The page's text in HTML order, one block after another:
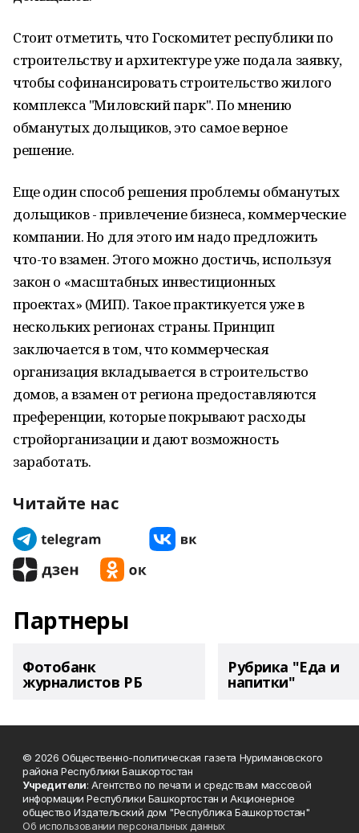
Стоит отметить, что Госкомитет республики по
строительству и архитектуре уже подала заявку,
чтобы софинансировать строительство жилого
комплекса "Миловский парк". По мнению
обманутых дольщиков, это самое верное
решение.
Еще один способ решения проблемы обманутых
дольщиков - привлечение бизнеса, коммерческие
компании. Но для этого им надо предложить
что-то взамен. Этого можно достичь, используя
закон о «масштабных инвестиционных
проектах» (МИП). Такое практикуется уже в
нескольких регионах страны. Принцип
заключается в том, что коммерческая
организация вкладывается в строительство
домов, а взамен от региона предоставляются
преференции, которые покрывают расходы
стройорганизации и дают возможность
заработать.
Читайте нас
Партнеры
Фотобанк
журналистов РБ
Рубрика "Еда и
напитки"
© 2026 Общественно-политическая газета Нуримановского
района Республики Башкортостан
Учредители: Агентство по печати и средствам массовой
информации Республики Башкортостан и Акционерное
общество Издательский дом "Республика Башкортостан"
Об использовании персональных данных